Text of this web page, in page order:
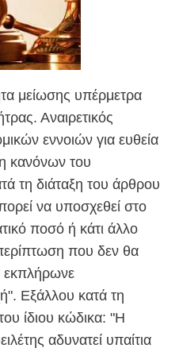
μείωσης υπέρμετρα
Αναιρετικός
εννοιών για ευθεία
κανόνων του
τη διάταξη του άρθρου
να υποσχεθεί στο
ποσό ή κάτι άλλο
που δεν θα
Εξάλλου κατά τη
ίδιου κώδικα: "Η
αδυνατεί υπαίτια